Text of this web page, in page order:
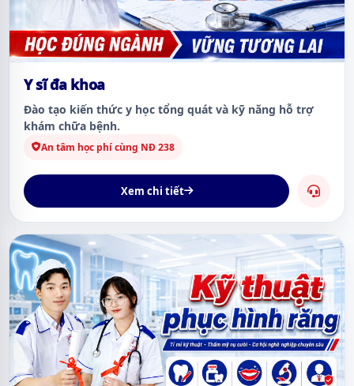
Y sĩ đa khoa
Đào tạo kiến thức y học tổng quát và kỹ năng hỗ trợ
khám chữa bệnh.
An tâm học phí cùng NĐ 238
Xem chi tiết